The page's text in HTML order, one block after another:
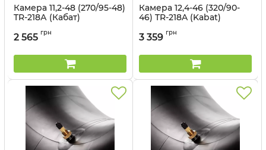
Камера 11,2-48 (270/95-48)
TR-218А (Кабат)
2 565 грн
Камера 12,4-46 (320/90-
46) TR-218A (Kabat)
3 359 грн